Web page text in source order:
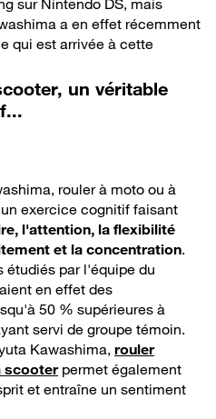
a en effet récemment
qui est arrivée à cette
un véritable
rouler à moto ou à
exercice cognitif faisant
l'attention, la flexibilité
et la concentration.
étudiés par l'équipe du
en effet des
50 % supérieures à
servi de groupe témoin.
Kawashima, rouler
scooterpermet également
et entraîne un sentiment